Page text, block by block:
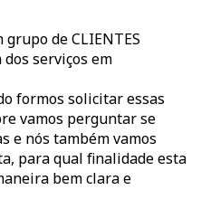
de CLIENTES
serviços em
formos solicitar essas
vamos perguntar se
e nós também vamos
para qual finalidade esta
bem clara e